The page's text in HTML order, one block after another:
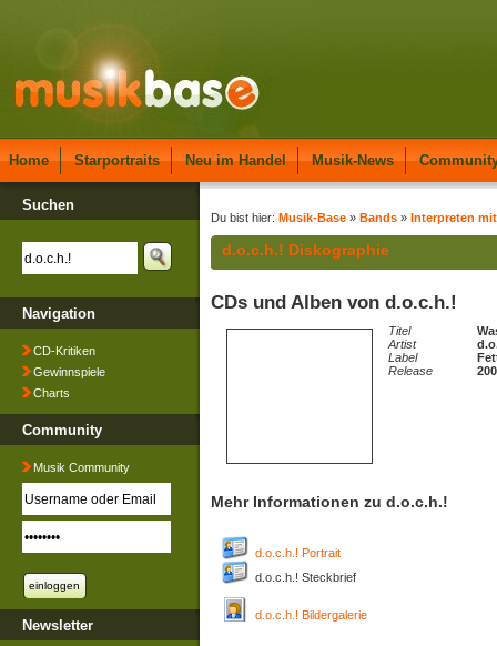
Home Starportraits Neu im Handel Musik-News
Suchen
Navigation
CD-Kritiken
Gewinnspiele
Charts
Community
Musik Community
Newsletter
Du bist hier: Musik-Base » Bands » Interpreten
d.o.c.h.! Diskographie
CDs und Alben von d.o.c.h.!
Titel
Artist
Label
Release
Mehr Informationen zu d.o.c.h.!
d.o.c.h.! Portrait
d.o.c.h.! Steckbrief
d.o.c.h.! Bildergalerie